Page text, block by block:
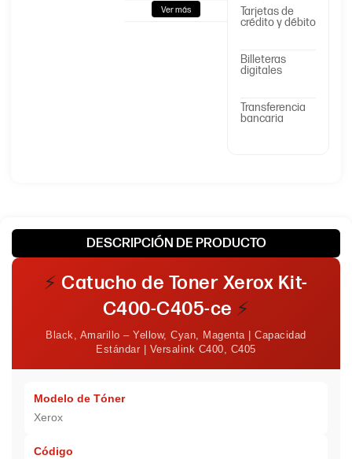
Ver más
Tarjetas de
crédito y débito
Billeteras
digitales
Transferencia
bancaria
DESCRIPCIÓN DE PRODUCTO
⚡Catucho de Toner Xerox Kit-
C400-C405-ce ⚡
Black, Amarillo – Yellow, Cyan, Magenta | Capacidad
Estándar | Versalink C400, C405
Modelo de Tóner
Xerox
Código